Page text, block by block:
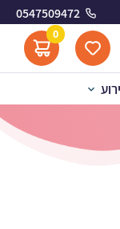
0547509472
0